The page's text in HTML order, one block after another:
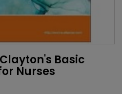
Basic
Nurses